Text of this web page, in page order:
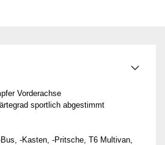
Vorderachse
sportlich abgestimmt
-Kasten, -Pritsche, T6 Multivan,